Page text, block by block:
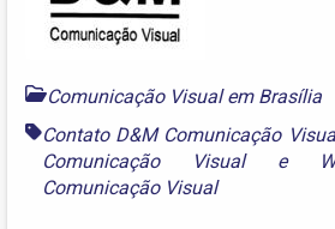
Comunicação Visual em Brasília
Contato D&M Comunicação
Comunicação Visuale
Comunicação Visual